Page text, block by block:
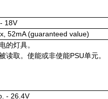
18V
52mA (guaranteed value)
灯具。
取。使能或非使能PSU单元。
- 26.4V